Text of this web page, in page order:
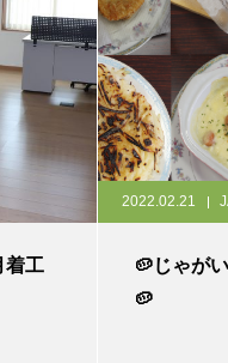
工
2022.02.21
🥔じゃが
🥔